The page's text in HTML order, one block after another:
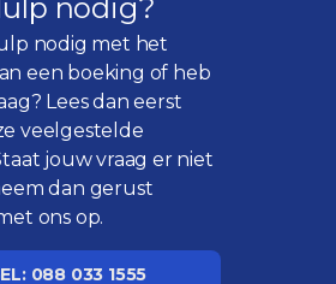
nodig?
nodig met het
een boeking of heb
Lees dan eerst
veelgestelde
jouw vraag er niet
dan gerust
ons op.
088 033 1555